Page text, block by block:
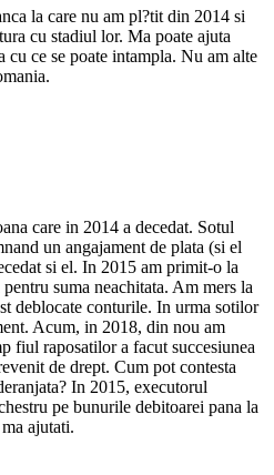
la care nu am pl?tit din 2014 si
cu stadiul lor. Ma poate ajuta
ce se poate intampla. Nu am alte
care in 2014 a decedat. Sotul
un angajament de plata (si el
si el. In 2015 am primit-o la
suma neachitata. Am mers la
deblocate conturile. In urma sotilor
Acum, in 2018, din nou am
fiul raposatilor a facut succesiunea
de drept. Cum pot contesta
In 2015, executorul
pe bunurile debitoarei pana la
ajutati.